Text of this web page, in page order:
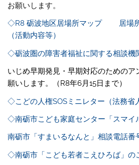
お願いします。
◇R8 砺波地区居場所マップ
居場
（活動内容等）
◇砺波圏の障害者福祉に関する相談機
いじめ早期発見・早期対応のためのア
願いします。（R8年6月15日まで）
◇こどの人権SOSミニレター（法務省
◇南砺市こども家庭センター「スマイ
南砺市「すまいるなんと」相談電話番
◇南砺市「こども若者こえひろば」の